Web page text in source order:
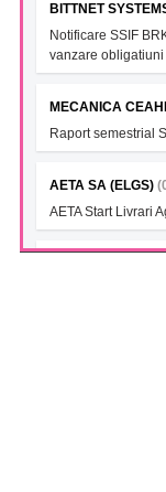
BITTNET
Notificare SSIF
vanzare obligatiuni
MECANICA
Raport semestrial
AETA SA (ELGS)
AETA Start Livrari